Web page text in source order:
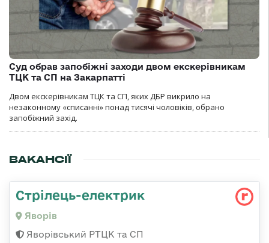
Суд обрав запобіжні заходи двом екскерівникам
ТЦК та СП на Закарпатті
Двом екскерівникам ТЦК та СП, яких ДБР викрило на
незаконному «списанні» понад тисячі чоловіків, обрано
запобіжний захід.
ВАКАНСІЇ
Стрілець-електрик
Яворів
Яворівський РТЦК та СП